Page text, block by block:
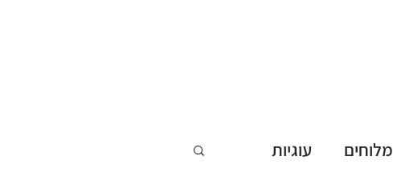
מלוחים עוגיות